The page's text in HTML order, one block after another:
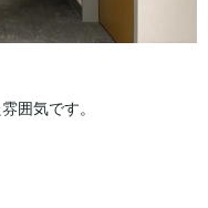
囲気です。